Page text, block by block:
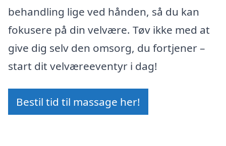
behandling lige ved hånden, så du kan
fokusere på din velvære. Tøv ikke med at
give dig selv den omsorg, du fortjener –
start dit velværeeventyr i dag!
Bestil tid til massage her!